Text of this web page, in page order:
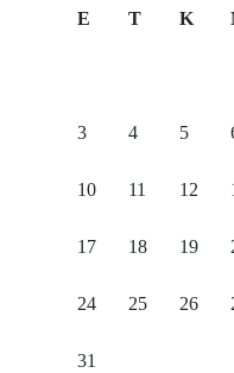
E T K
3 4 5
10 11 12
17 18 19
24 25 26
31